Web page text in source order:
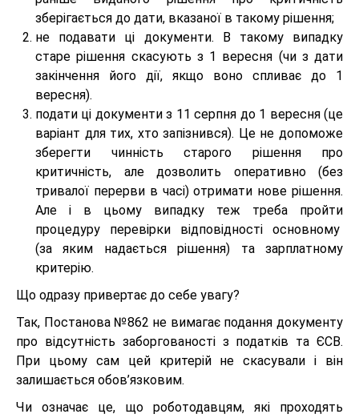
зберігається до дати, вказаної в такому рішення;
не подавати ці документи. В такому випадку
старе рішення скасують з 1 вересня (чи з дати
закінчення його дії, якщо воно спливає до 1
вересня).
подати ці документи з 11 серпня до 1 вересня (це
варіант для тих, хто запізнився). Це не допоможе
зберегти чинність старого рішення про
критичність, але дозволить оперативно (без
тривалої перерви в часі) отримати нове рішення.
Але і в цьому випадку теж треба пройти
процедуру перевірки відповідності основному
(за яким надається рішення) та зарплатному
критерію.
Що одразу привертає до себе увагу?
Так, Постанова №862 не вимагає подання документу
про відсутність заборгованості з податків та ЄСВ.
При цьому сам цей критерій не скасували і він
залишається обов’язковим.
Чи означає це, що роботодавцям, які проходять